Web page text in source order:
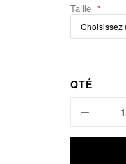
Taille
QTÉ